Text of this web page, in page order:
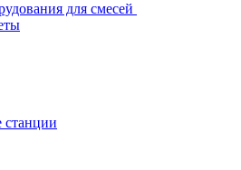
для смесей